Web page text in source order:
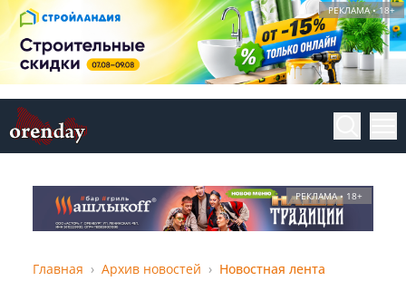
РЕКЛАМА • 18+
РЕКЛАМА • 18+
Главная Архив новостей Новостная лента